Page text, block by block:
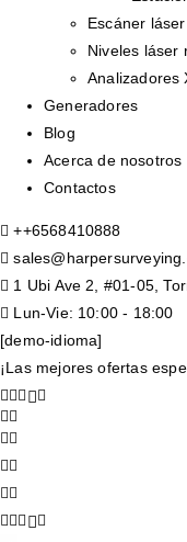
Escáner
Niveles láser
Analizadores
Generadores
Blog
Acerca de nosotros
Contactos
++6568410888
1 Ubi Ave 2, #01-05,
Lun-Vie: 10:00 - 18:00
[demo-idioma]
¡Las mejores ofertas